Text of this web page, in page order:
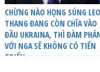
CHỪNG NÀO HỌNG SÚNG LEO
THANG ĐANG CÒN CHĨA VÀO
ĐẦU UKRAINA, THÌ ĐÀM
VỚI NGA SẼ KHÔNG CÓ TIẾN
TRIỂN